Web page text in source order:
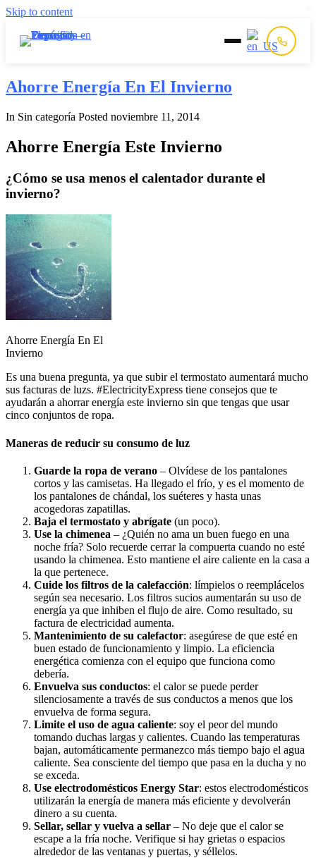
Skip to content
Inicio
Prepago
Postpago
Ahorre Energía En El Invierno
In Sin categoría Posted noviembre 11, 2014
Ahorre Energía Este Invierno
¿Cómo se usa menos el calentador durante el
invierno?
Ahorre Energía En El
Invierno
Es una buena pregunta, ya que subir el termostato aumentará mucho
sus facturas de luzs. #ElectricityExpress tiene consejos que te
ayudarán a ahorrar energía este invierno sin que tengas que usar
cinco conjuntos de ropa.
Maneras de reducir su consumo de luz
Guarde la ropa de verano – Olvídese de los pantalones
cortos y las camisetas. Ha llegado el frío, y es el momento de
los pantalones de chándal, los suéteres y hasta unas
acogedoras zapatillas.
Baja el termostato y abrígate (un poco).
Use la chimenea – ¿Quién no ama un buen fuego en una
noche fría? Solo recuerde cerrar la compuerta cuando no esté
usando la chimenea. Esto mantiene el aire caliente en la casa a
la que pertenece.
Cuide los filtros de la calefacción: límpielos o reemplácelos
según sea necesario. Los filtros sucios aumentarán su uso de
energía ya que inhiben el flujo de aire. Como resultado, su
factura de electricidad aumenta.
Mantenimiento de su calefactor: asegúrese de que esté en
buen estado de funcionamiento y limpio. La eficiencia
energética comienza con el equipo que funciona como
debería.
Envuelva sus conductos: el calor se puede perder
silenciosamente a través de sus conductos a menos que los
envuelva de forma segura.
Limite el uso de agua caliente: soy el peor del mundo
tomando duchas largas y calientes. Cuando las temperaturas
bajan, automáticamente permanezco más tiempo bajo el agua
caliente. Sea consciente del tiempo que pasa en la ducha y no
se exceda.
Use electrodomésticos Energy Star: estos electrodomésticos
utilizarán la energía de manera más eficiente y devolverán
dinero a su cuenta.
Sellar, sellar y vuelva a sellar – No deje que el calor se
escape a la fría noche. Verifique si hay grietas o espacios
alrededor de las ventanas y puertas, y séllelos.